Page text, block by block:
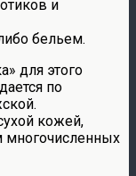
и
бельем.
для этого
по
кожей,
многочисленных